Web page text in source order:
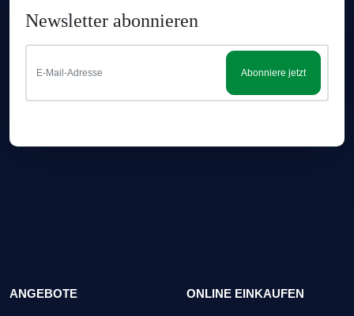
Newsletter abonnieren
Abonniere jetzt
ANGEBOTE ONLINE EINKAUFEN